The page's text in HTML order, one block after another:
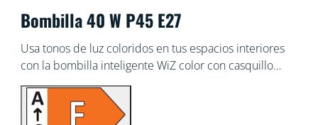
Bombilla 40 W P45 E27
Usa tonos de luz coloridos en tus espacios interiores
con la bombilla inteligente WiZ color con casquillo
E27. Úsala con la aplicación WiZ o con tu propia voz
para reducir y aumentar el brillo o para usar modos de
luz preestablecidos en los ajustes de Wi-Fi.